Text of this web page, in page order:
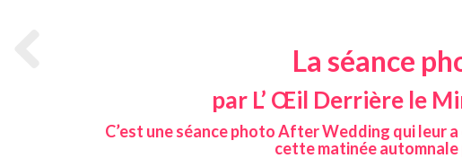
La séance
par L’ Œil Derrière le
C’est une séance photo After Wedding qui leur
cette matinée